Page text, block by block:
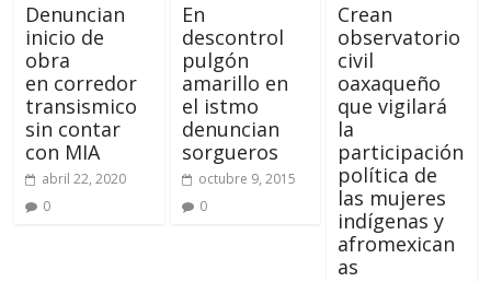
Denuncian
inicio de
obra
en corredor
transismico
sin contar
con MIA
abril 22, 2020
0
En
descontrol
pulgón
amarillo en
el istmo
denuncian
sorgueros
octubre 9, 2015
0
Crean
observatorio
civil
oaxaqueño
que vigilará
la
participación
política de
las mujeres
indígenas y
afromexican
as